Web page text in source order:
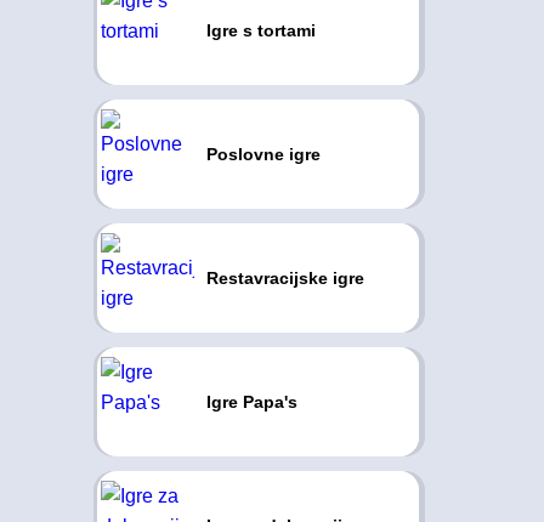
Igre s tortami
Poslovne igre
Restavracijske igre
Igre Papa's